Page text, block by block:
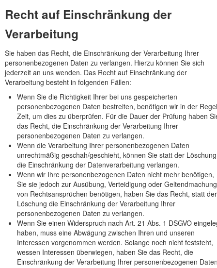
Recht auf Einschränkung der
Verarbeitung
Sie haben das Recht, die Einschränkung der Verarbeitung Ihrer
personenbezogenen Daten zu verlangen. Hierzu können Sie sich
jederzeit an uns wenden. Das Recht auf Einschränkung der
Verarbeitung besteht in folgenden Fällen:
Wenn Sie die Richtigkeit Ihrer bei uns gespeicherten
personenbezogenen Daten bestreiten, benötigen wir in der Regel
Zeit, um dies zu überprüfen. Für die Dauer der Prüfung haben
das Recht, die Einschränkung der Verarbeitung Ihrer
personenbezogenen Daten zu verlangen.
Wenn die Verarbeitung Ihrer personenbezogenen Daten
unrechtmäßig geschah/geschieht, können Sie statt der Löschung
die Einschränkung der Datenverarbeitung verlangen.
Wenn wir Ihre personenbezogenen Daten nicht mehr benötigen,
Sie sie jedoch zur Ausübung, Verteidigung oder Geltendmachung
von Rechtsansprüchen benötigen, haben Sie das Recht, statt der
Löschung die Einschränkung der Verarbeitung Ihrer
personenbezogenen Daten zu verlangen.
Wenn Sie einen Widerspruch nach Art. 21 Abs. 1 DSGVO
haben, muss eine Abwägung zwischen Ihren und unseren
Interessen vorgenommen werden. Solange noch nicht feststeht,
wessen Interessen überwiegen, haben Sie das Recht, die
Einschränkung der Verarbeitung Ihrer personenbezogenen